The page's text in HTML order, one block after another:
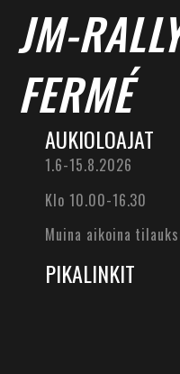
JM-
FERMÉ
AUKIOLOAJAT
1.6-15.8.2026
Klo 10.00-16.30
Muina aikoina
PIKALINKIT